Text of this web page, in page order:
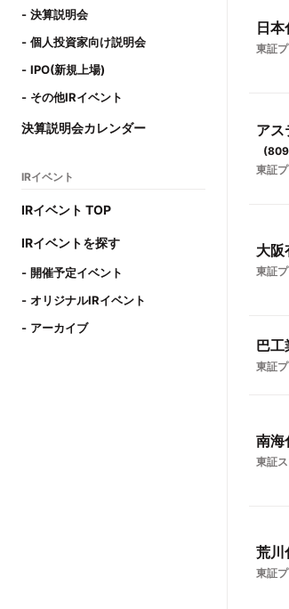
決算説明会
個人投資家向け説明会
IPO(新規上場)
その他IRイベント
決算説明会カレンダー
IRイベント
IRイベント TOP
IRイベントを探す
開催予定イベント
オリジナルIRイベント
アーカイブ
日
東証
アス
(
東証
大阪
東証
巴工
東証
南海
東証
荒川
東証